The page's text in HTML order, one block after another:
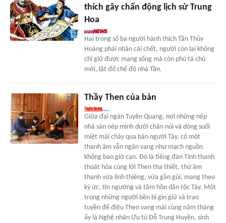
thích gây chấn động lịch sử Trung
Hoa
Hai trong số ba người hành thích Tần Thủy
Hoàng phải nhận cái chết, người còn lại không
chỉ giữ được mạng sống mà còn phù tá chủ
mới, lật đổ chế độ nhà Tần.
Thầy Then của bản
Giữa đại ngàn Tuyên Quang, nơi những nếp
nhà sàn nép mình dưới chân núi và dòng suối
miệt mài chảy qua bản người Tày, có một
thanh âm vẫn ngân vang như mạch nguồn
không bao giờ cạn. Đó là tiếng đàn Tính thanh
thoát hòa cùng lời Then tha thiết, thứ âm
thanh vừa linh thiêng, vừa gần gũi, mang theo
ký ức, tín ngưỡng và tâm hồn dân tộc Tày. Một
trong những người bền bỉ gìn giữ và trao
tuyền để điệu Then vang mãi cùng năm tháng
ấy là Nghệ nhân Ưu tú Đỗ Trung Huyền, sinh